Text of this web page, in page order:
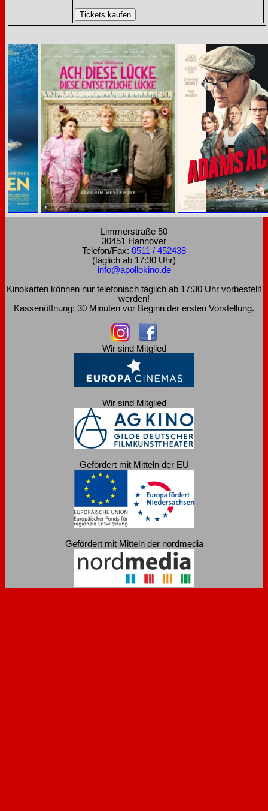
Limmerstraße 50
30451 Hannover
Telefon/Fax: 0511 / 452438
(täglich ab 17:30 Uhr)
info@apollokino.de
Kinokarten können nur telefonisch täglich ab 17:30 Uhr vorbestellt
werden!
Kassenöffnung: 30 Minuten vor Beginn der ersten Vorstellung.
Wir sind Mitglied
Wir sind Mitglied
Gefördert mit Mitteln der EU
Gefördert mit Mitteln der nordmedia